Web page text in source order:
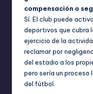
compensación o
Sí. El club puede
deportivos que cubra
ejercicio de la
reclamar por
del estadio a los
pero sería un proceso
del fútbol.